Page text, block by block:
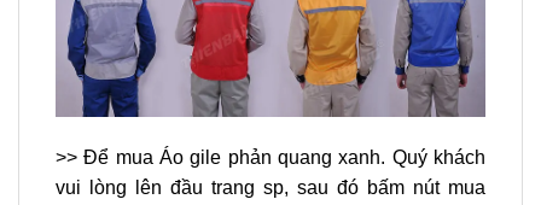
>> Để mua Áo gile phản quang xanh. Quý khách
vui lòng lên đầu trang sp, sau đó bấm nút mua